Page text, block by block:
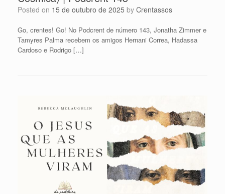
Posted on 15 de outubro de 2025 by Crentassos
Go, crentes! Go! No Podcrent de número 143, Jonatha Zimmer e
Tamyres Palma recebem os amigos Hernani Correa, Hadassa
Cardoso e Rodrigo […]